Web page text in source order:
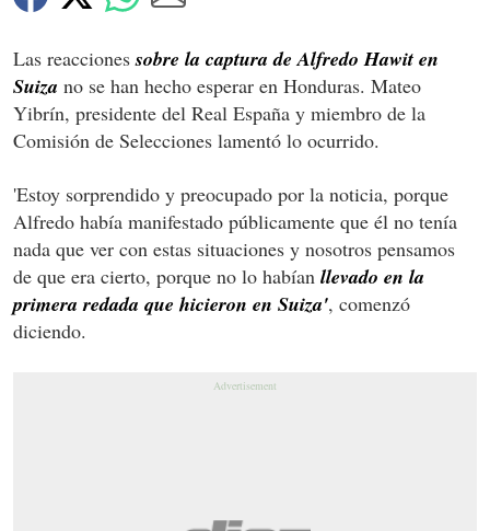
Las reaccionessobre la captura de Alfredo Hawit en
Suiza no se han hecho esperar en Honduras. Mateo
Yibrín, presidente del Real España y miembro de la
Comisión de Selecciones lamentó lo ocurrido.
'Estoy sorprendido y preocupado por la noticia, porque
Alfredo había manifestado públicamente que él no tenía
nada que ver con estas situaciones y nosotros pensamos
de que era cierto, porque no lo habían llevado en la
primera redada que hicieron en Suiza', comenzó
diciendo.